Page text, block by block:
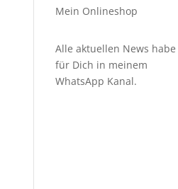
Mein Onlineshop
Alle aktuellen News habe
für Dich in meinem
WhatsApp Kanal.